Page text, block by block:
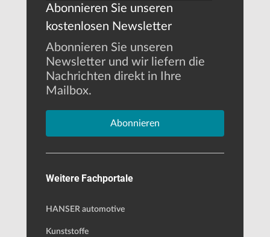
Abonnieren Sie unseren
kostenlosen Newsletter
Abonnieren Sie unseren
Newsletter und wir liefern die
Nachrichten direkt in Ihre
Mailbox.
Abonnieren
Weitere Fachportale
HANSER automotive
Kunststoffe